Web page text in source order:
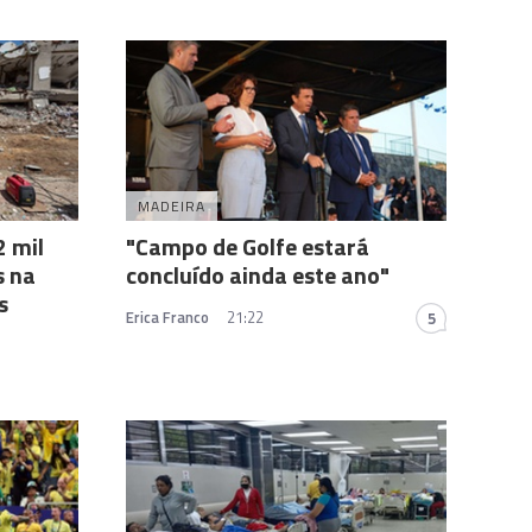
mil
na
MADEIRA
"Campo de Golfe estará
concluído ainda este ano"
Erica Franco 21:22 5